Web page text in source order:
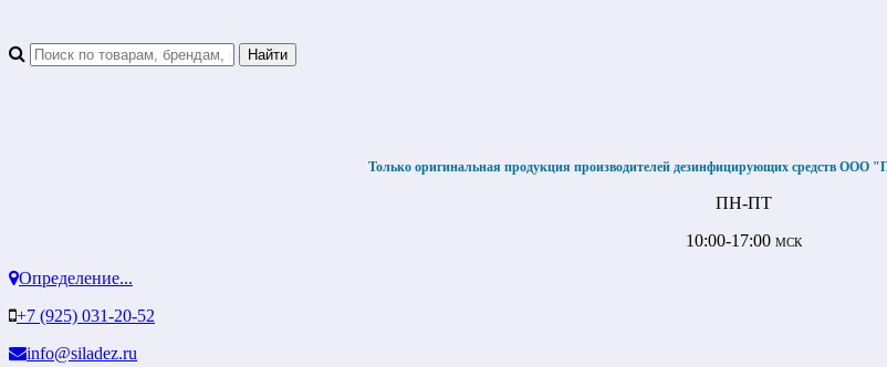
Только оригинальная продукция производителей дезинфицирующих средств
ПН-ПТ
10:00-17:00 МСК
Определение...
+7 (925) 031-20-52
info@siladez.ru